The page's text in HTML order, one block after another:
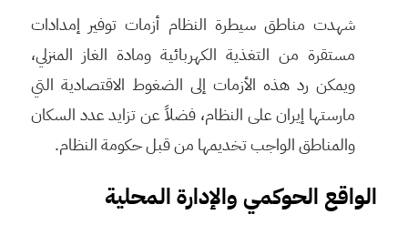
شهدت مناطق سيطرة النظام أزمات توفير إمدادات
مستقرة من التغذية الكهربائية ومادة الغاز المنزلي،
ويمكن رد هذه الأزمات إلى الضغوط الاقتصادية التي
مارستها إيران على النظام، فضلاً عن تزايد عدد السكان
والمناطق الواجب تخديمها من قبل حكومة النظام.
الواقع الحوكمي والإدارة المحلية